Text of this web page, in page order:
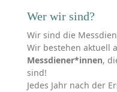
Wer wir sind?
Wir sind die
Wir bestehen aktuell
Messdiener*innen,
sind!
Jedes Jahr nach der